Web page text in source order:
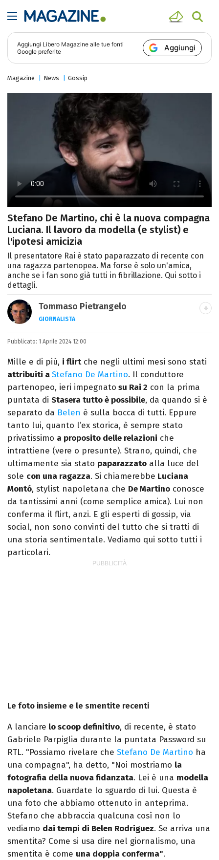
Aggiungi Libero Magazine alle tue fonti
Google preferite
Aggiungi
Magazine News Gossip
Stefano De Martino, chi è la nuova compagna
Luciana. Il lavoro da modella (e stylist) e
l'ipotesi amicizia
Il presentatore Rai è stato paparazzato di recente con
una ragazza partenopea. Ma forse è solo un'amica,
anche se i fan sono già tutti in fibrillazione. Qui sotto i
dettagli.
Tommaso Pietrangelo
GIORNALISTA
Autore, giornalista, cantautore. Laureato in
Letterature Straniere, è appassionato di
cinema, poesia e Shakespeare. Scrive
canzoni e ama i gatti.
Pubblicato: 1 Aprile 2024 12:00
Mille e di più, i flirtche negli ultimi mesi sono stati
attribuiti aStefano De Martino. Il conduttore
partenopeo, ieri impegnato su Rai 2 con la prima
puntata di Stasera tutto è possibile, da quando si è
separato da Belen è sulla bocca di tutti. Eppure
tanto lui, quanto l’ex storica, è sempre stato
privatissimo a proposito delle relazioni che
intrattiene (vere o presunte). Strano, quindi, che
ultimamente sia stato paparazzato alla luce del
sole con una ragazza. Si chiamerebbe Luciana
Montó, stylist napoletana che De Martino conosce
da tantissimi anni (come semplice amica). Lui non
conferma il flirt, anzi. E gli esperti di gossip, via
social, non sono convinti del tutto che si tratti di
una storia sentimentale. Vediamo qui sotto tutti i
particolari.
Le foto insieme e le smentite recenti
A lanciare lo scoop definitivo, di recente, è stato
Gabriele Parpiglia durante la puntata Password su
RTL. "Possiamo rivelare che Stefano De Martino ha
una compagna", ha detto, "Noi mostriamo la
fotografia della nuova fidanzata. Lei è una modella
napoletana. Guardate lo sguardo di lui. Questa è
una foto che abbiamo ottenuto in anteprima.
Stefano che abbraccia qualcuna così non lo
vediamo dai tempi di Belen Rodriguez. Se arriva una
smentita? Come si usa dire nel giornalismo, una
smentita è come una doppia conferma".